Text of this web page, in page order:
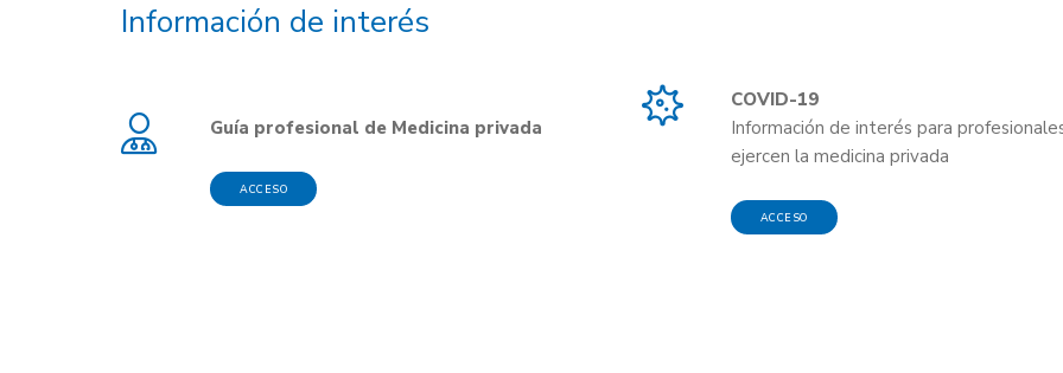
Información de interés
Guía profesional de Medicina privada
ACCESO
COVID-19
Información de interés para
ejercen la medicina privada
ACCESO